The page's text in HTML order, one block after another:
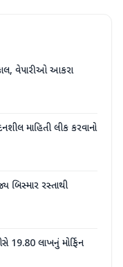
વેપારીઓ આકરા
માહિતી લીક કરવાનો
બિસ્માર રસ્તાથી
19.80 લાખનું મોર્ફિન